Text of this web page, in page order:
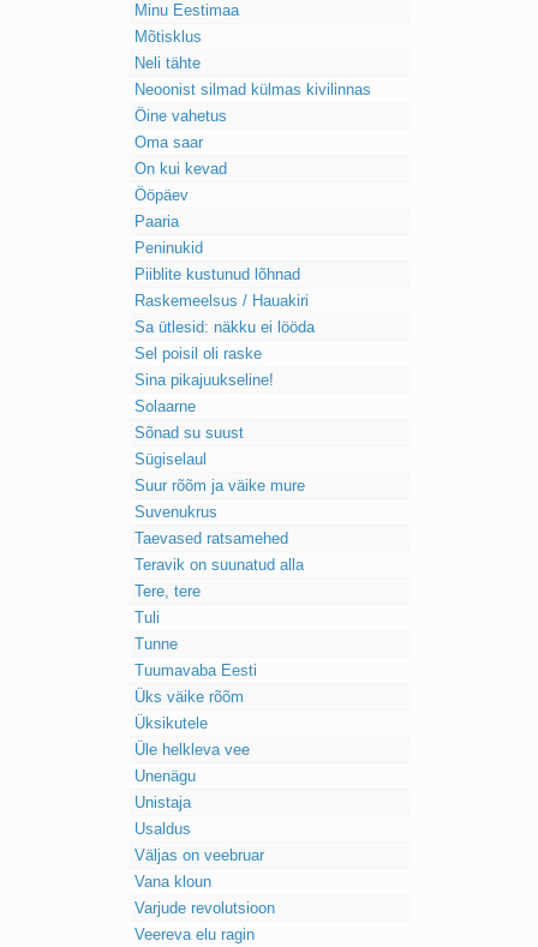
Minu Eestimaa
Mõtisklus
Neli tähte
Neoonist silmad külmas kivilinnas
Öine vahetus
Oma saar
On kui kevad
Ööpäev
Paaria
Peninukid
Piiblite kustunud lõhnad
Raskemeelsus / Hauakiri
Sa ütlesid: näkku ei lööda
Sel poisil oli raske
Sina pikajuukseline!
Solaarne
Sõnad su suust
Sügiselaul
Suur rõõm ja väike mure
Suvenukrus
Taevased ratsamehed
Teravik on suunatud alla
Tere, tere
Tuli
Tunne
Tuumavaba Eesti
Üks väike rõõm
Üksikutele
Üle helkleva vee
Unenägu
Unistaja
Usaldus
Väljas on veebruar
Vana kloun
Varjude revolutsioon
Veereva elu ragin